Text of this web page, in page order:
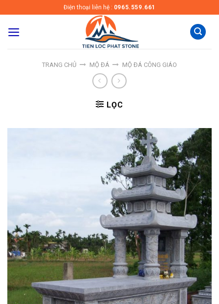
to
content
Điện thoại liên hệ : 0965.559.661
TRANG CHỦ MỘ ĐÁ MỘ ĐÁ CÔNG GIÁO
LỌC